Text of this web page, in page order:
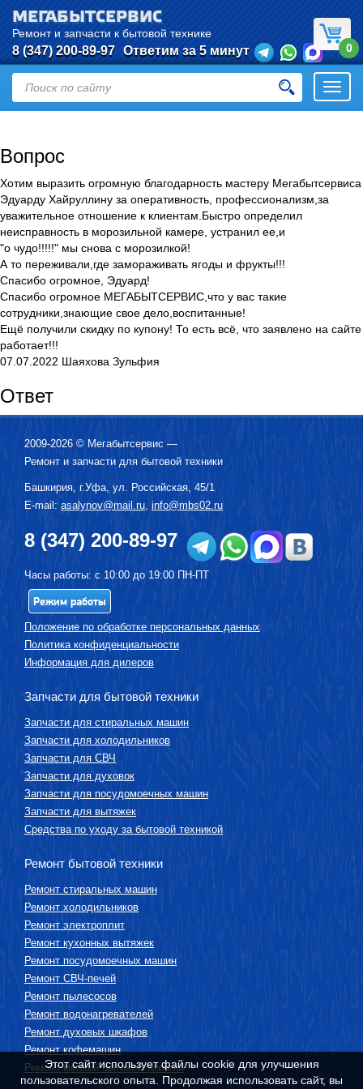
МЕГАБЫТСЕРВИС
Ремонт и запчасти к бытовой технике
8 (347) 200-89-97 Ответим за 5 минут 0
Вопрос
Хотим выразить огромную благодарность мастеру Мегабытсервиса
Эдуарду Хайруллину за оперативность, профессионализм,за
уважительное отношение к клиентам.Быстро определил
неисправность в морозильной камере, устранил ее,и
"о чудо!!!!!" мы снова с морозилкой!
А то переживали,где замораживать ягоды и фрукты!!!
Спасибо огромное, Эдуард!
Спасибо огромное МЕГАБЫТСЕРВИС,что у вас такие
сотрудники,знающие свое дело,воспитанные!
Ещё получили скидку по купону! То есть всё, что заявлено на сайте
работает!!!
07.07.2022 Шаяхова Зульфия
Ответ
2009-2026 © Мегабытсервис —
Ремонт и запчасти для бытовой техники
Башкирия, г.Уфа, ул. Российская, 45/1
E-mail: asalynov@mail.ru, info@mbs02.ru
8 (347) 200-89-97
Часы работы: с 10:00 до 19:00 ПН-ПТ
Режим работы
Положение по обработке персональных данных
Политика конфиденциальности
Информация для дилеров
Запчасти для бытовой техники
Запчасти для стиральных машин
Запчасти для холодильников
Запчасти для СВЧ
Запчасти для духовок
Запчасти для посудомоечных машин
Запчасти для вытяжек
Средства по уходу за бытовой техникой
Ремонт бытовой техники
Ремонт стиральных машин
Ремонт холодильников
Ремонт электроплит
Ремонт кухонных вытяжек
Ремонт посудомоечных машин
Ремонт СВЧ-печей
Ремонт пылесосов
Ремонт водонагревателей
Ремонт духовых шкафов
Ремонт кофемашин
Ремонт мелкой бытовой техники
Этот сайт использует файлы cookie для улучшения
пользовательского опыта. Продолжая использовать сайт, вы